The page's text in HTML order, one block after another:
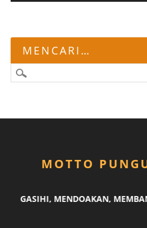
MENCARI…
MOTTO
MENDOAKAN,